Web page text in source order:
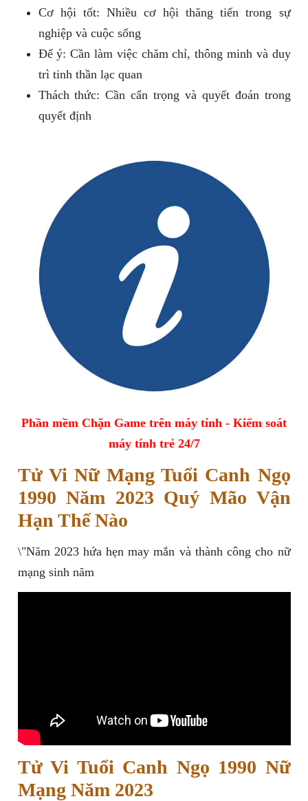
Cơ hội tốt: Nhiều cơ hội thăng tiến trong sự
nghiệp và cuộc sống
Để ý: Cần làm việc chăm chỉ, thông minh và duy
trì tinh thần lạc quan
Thách thức: Cần cẩn trọng và quyết đoán trong
quyết định
Phần mềm Chặn Game trên máy tính - Kiểm soát
máy tính trẻ 24/7
Tử Vi Nữ Mạng Tuổi Canh Ngọ
1990 Năm 2023 Quý Mão Vận
Hạn Thế Nào
\"Năm 2023 hứa hẹn may mắn và thành công cho nữ
mạng sinh năm
Tử Vi Tuổi Canh Ngọ 1990 Nữ
Mạng Năm 2023